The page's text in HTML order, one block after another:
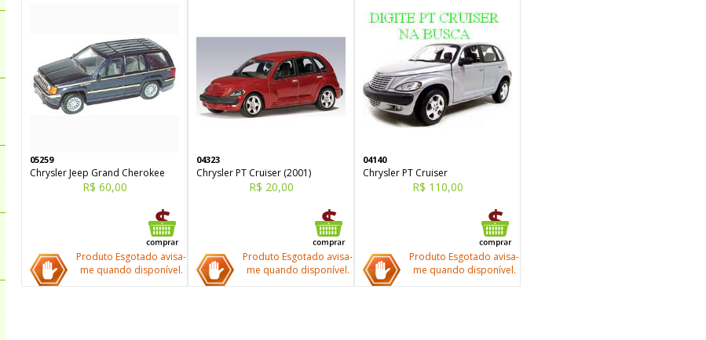
05259
Chrysler Jeep Grand Cherokee
R$ 60,00
Produto Esgotado avisa-
me quando disponível.
04323
Chrysler PT Cruiser (2001)
R$ 20,00
Produto Esgotado avisa-
me quando disponível.
04140
Chrysler PT Cruiser
R$ 110,00
Produto Esgotado avisa-
me quando disponível.